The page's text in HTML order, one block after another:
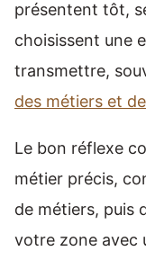
présentent tôt,
choisissent une
transmettre,
des métiers et
Le bon réflexe
métier précis,
de métiers, puis
votre zone avec